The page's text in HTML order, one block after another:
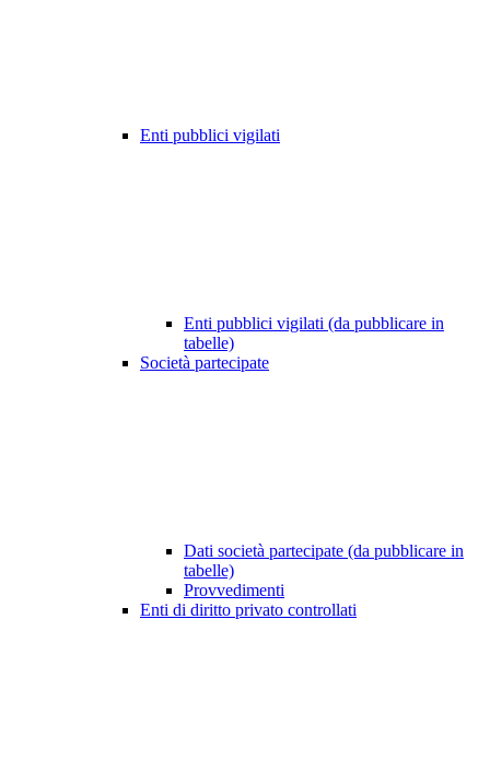
Enti pubblici vigilati
Enti pubblici vigilati (da pubblicare in
tabelle)
Società partecipate
Dati società partecipate (da pubblicare in
tabelle)
Provvedimenti
Enti di diritto privato controllati